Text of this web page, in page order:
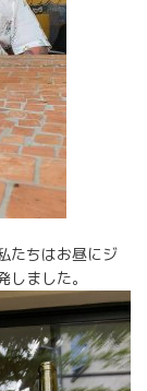
たちはお昼にジ
ました。